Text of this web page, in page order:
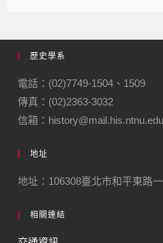
歷史學系
電話：(02)7749-1504、1509
傳真：(02)2363-3032
信箱：
地址
地址：106308臺北市和平東路
相關連結